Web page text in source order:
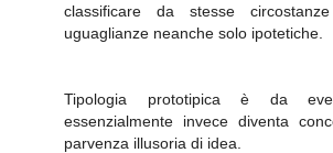
classificare da stesse
uguaglianze neanche solo ipotetiche.
Tipologia prototipica è da
essenzialmente invece diventa
parvenza illusoria di idea.